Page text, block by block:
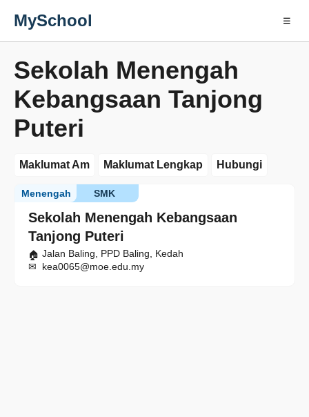
MySchool ☰
Sekolah Menengah
Kebangsaan Tanjong
Puteri
Maklumat Am Maklumat Lengkap Hubungi
Sekolah Menengah Kebangsaan
Tanjong Puteri
SMK
Menengah
Jalan Baling, PPD Baling, Kedah
kea0065@moe.edu.my